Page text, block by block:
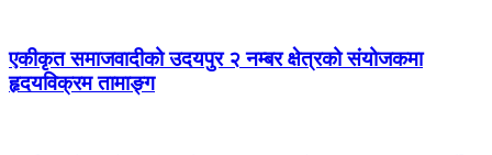
एकीकृत समाजवादीको उदयपुर २ नम्बर क्षेत्रको संयोजकमा
हृदयविक्रम तामाङ्ग